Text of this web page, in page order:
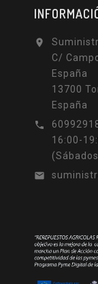

C/
España
13700
España

16:00-
